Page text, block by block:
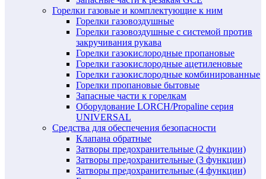
Горелки газовые и комплектующие к ним
Горелки газовоздушные
Горелки газовоздушные с системой против
закручивания рукава
Горелки газокислородные пропановые
Горелки газокислородные ацетиленовые
Горелки газокислородные комбинированные
Горелки пропановые бытовые
Запасные части к горелкам
Оборудование LORCH/Propaline серия
UNIVERSAL
Средства для обеспечения безопасности
Клапана обратные
Затворы предохранительные (2 функции)
Затворы предохранительные (3 функции)
Затворы предохранительные (4 функции)